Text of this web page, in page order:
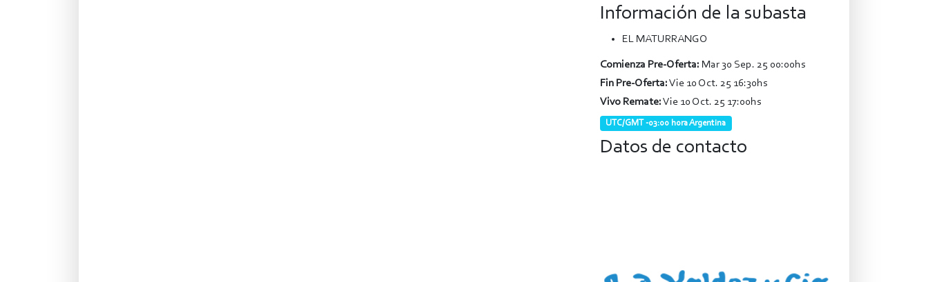
Información de la subasta
EL MATURRANGO
Comienza Pre-Oferta: Mar 30 Sep. 25 00:00hs
Fin Pre-Oferta:Vie 10 Oct. 25 16:30hs
Vivo Remate:Vie 10 Oct. 25 17:00hs
UTC/GMT -03:00 hora Argentina
Datos de contacto